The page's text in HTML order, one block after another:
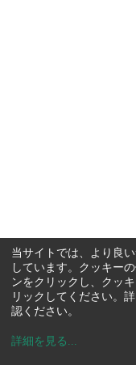
当サイトでは、より良
しています。クッキー
ンをクリックし、クッ
リックしてください。
認ください。
詳細を見る ...